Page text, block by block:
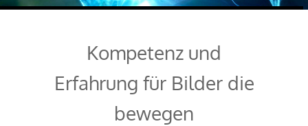
Kompetenz und
Erfahrung für Bilder die
bewegen